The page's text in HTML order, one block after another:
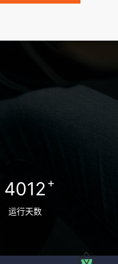
异常问题。此
的遗传病史、
全面的传染病
、梅毒等。这些
何可传染给受
习惯：捐赠者需
者、非吸毒
质量的药物，
。 学历与心理
捐赠者的学历
筛选条件。 心
4012 +
运行天数